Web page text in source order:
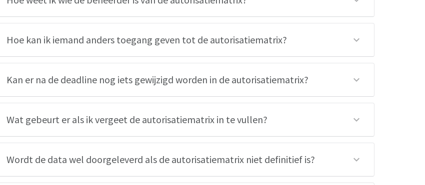
Hoe kan ik iemand anders toegang geven tot de autorisatiematrix?
Kan er na de deadline nog iets gewijzigd worden in de autorisatiematrix?
Wat gebeurt er als ik vergeet de autorisatiematrix in te vullen?
Wordt de data wel doorgeleverd als de autorisatiematrix niet definitief is?